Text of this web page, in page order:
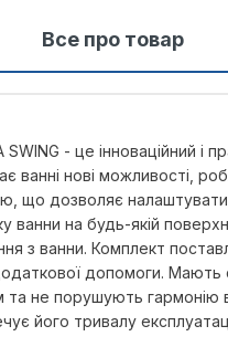
Все про товар
- це інноваційний
ванні нові можливості,
що дозволяє
ванни на будь-якій
з ванни. Комплект
допомоги. Мають
не порушують гармонію
його тривалу